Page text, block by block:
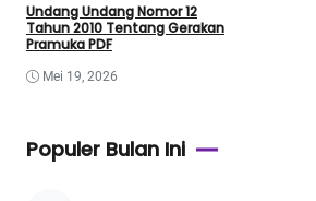
Undang Undang Nomor 12
Tahun 2010 Tentang Gerakan
Pramuka PDF
Mei 19, 2026
Populer Bulan Ini